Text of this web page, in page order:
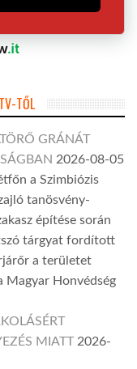
TŐL
GRÁNÁT
2026-08-05
a Szimbiózis
tanösvény-
építése során
tárgyat fordított
a területet
Magyar Honvédség
MIATT 2026-